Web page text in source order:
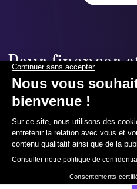
02 387 09
Pour financer
nous vous